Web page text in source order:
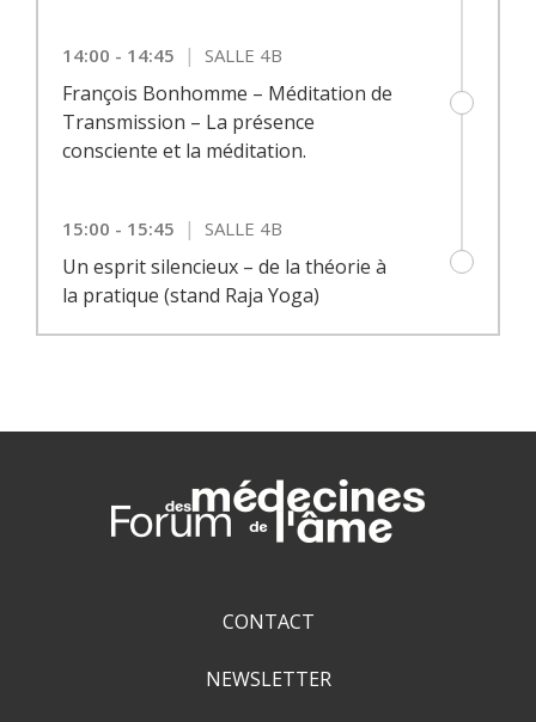
14:00 - 14:45 | SALLE 4B
François Bonhomme – Méditation de
Transmission – La présence
consciente et la méditation.
15:00 - 15:45 | SALLE 4B
Un esprit silencieux – de la théorie à
la pratique (stand Raja Yoga)
CONTACT
NEWSLETTER